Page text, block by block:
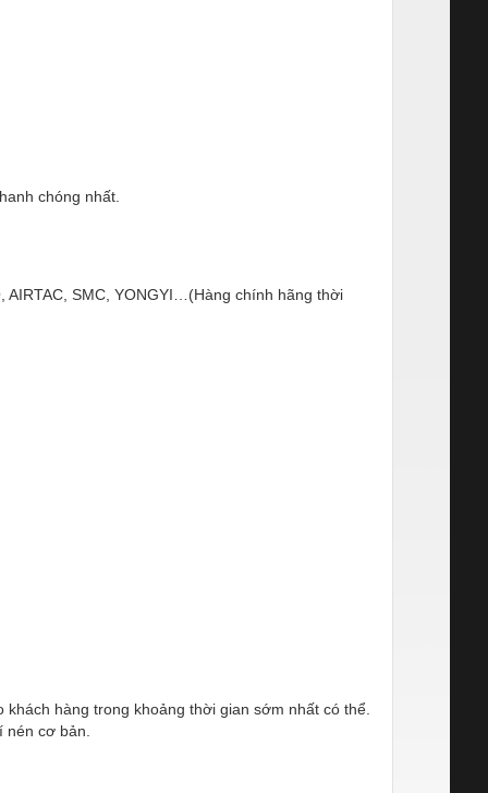
chóng nhất.
SMC, YONGYI…(Hàng chính hãng thời
hàng trong khoảng thời gian sớm nhất có thể.
cơ bản.